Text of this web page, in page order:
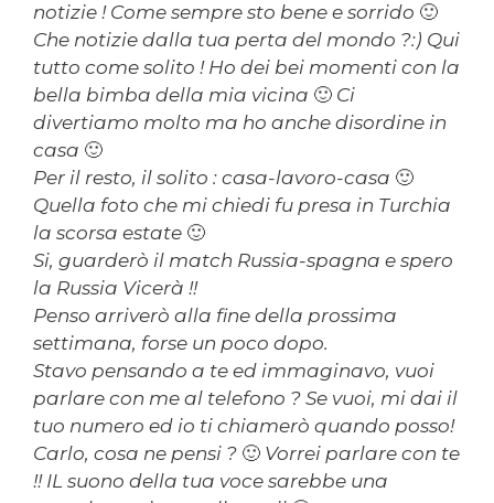
notizie ! Come sempre sto bene e sorrido 🙂
Che notizie dalla tua perta del mondo ?:) Qui
tutto come solito ! Ho dei bei momenti con la
bella bimba della mia vicina 🙂 Ci
divertiamo molto ma ho anche disordine in
casa 🙂
Per il resto, il solito : casa-lavoro-casa 🙂
Quella foto che mi chiedi fu presa in Turchia
la scorsa estate 🙂
Si, guarderò il match Russia-spagna e spero
la Russia Vicerà !!
Penso arriverò alla fine della prossima
settimana, forse un poco dopo.
Stavo pensando a te ed immaginavo, vuoi
parlare con me al telefono ? Se vuoi, mi dai il
tuo numero ed io ti chiamerò quando posso!
Carlo, cosa ne pensi ? 🙂 Vorrei parlare con te
!! IL suono della tua voce sarebbe una